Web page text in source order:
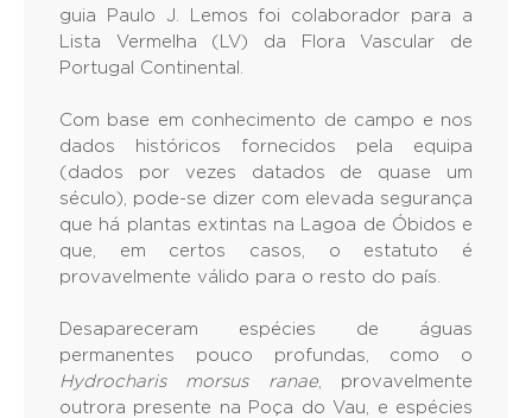
guia Paulo J. Lemos foi colaborador para a
Lista Vermelha (LV) da Flora Vascular de
Portugal Continental.
Com base em conhecimento de campo e nos
dados históricos fornecidos pela equipa
(dados por vezes datados de quase um
século), pode-se dizer com elevada segurança
que há plantas extintas na Lagoa de Óbidos e
que, em certos casos, o estatuto é
provavelmente válido para o resto do país.
Desapareceram espécies de águas
permanentes pouco profundas, como o
Hydrocharis morsus
ranae, provavelmente
outrora presente na Poça do Vau, e espécies